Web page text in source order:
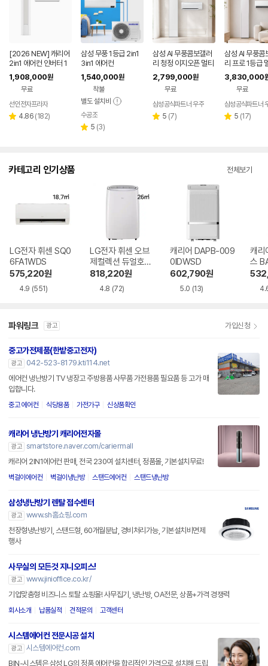
[2026 NEW] 캐리어
2in1 에어컨 인버터 1
등급 멀티형 wifi 17평
+6평 투인원 전국 설
치비포함
1,908,000원
무료
선인전자프라자
별 4.86 리
(182)
삼성 무풍 1등급 2in1
3in1 에어컨
1,540,000원
착불
별도 설치비
페이
수공조
별 5 리
(3)
삼성 AI 무풍콤보갤러
리 청정 이지오픈 멀티
형 에어컨 AF80F17D
22WRS 기본설치포
2,799,000원
무료
삼성공식파트너 우주
별 5 리
(7)
삼성 AI 무풍콤
리 프로 1등급
에어컨
8ERS 기본설
3,830,000
무료
삼성공식파트너
별 5 리
(17)
카테고리 인기상품 전체보기
LG전자 휘센 SQ0
6FA1WDS
575,220원
4.9 (551)
LG전자 휘센 오브
제컬렉션 듀얼호스
PQ08FDWBS
818,220원
4.8 (72)
캐리어 DAPB-009
0IDWSD
602,790원
5.0 (13)
캐리
스
파워링크 광고 가입신청
중고가전제품(한밭중고전자)
광고
042-523-8179.kti114.net
에어컨 냉난방기 TV 냉장고 주방용품 사무품 가전용품 필요품 등 고가 매
입합니다.
중고 에어컨 식당용품 가전가구 신상품확인
캐리어 냉난방기 캐리어전자몰
광고 smartstore.naver.com/cariermall
캐리어 2IN1에어컨 판매, 전국 230여 설치센터, 정품몰, 기본설치무료!
벽걸이에어컨 벽걸이냉난방 스탠드에어컨 스탠드냉난방
삼성냉난방기 렌탈 접수센터
광고 www.sh홈쇼핑.com
천장형냉난방기, 스탠드형, 60개월분납, 경비처리가능, 기본설치비면제
행사
사무실의 모든것 지니오피스!
광고 www.jinioffice.co.kr/
기업맞춤형 비즈니스 토탈 쇼핑몰! 사무집기, 냉난방, OA전문, 상품+가격 경쟁력
회사소개 납품실적 견적문의 고객센터
시스템에어컨 전문시공 설치
광고 시스템에어컨.com
BIN-시스템은 삼성,LG의 정품 에어컨을 합리적인 가격으로 설치해 드립